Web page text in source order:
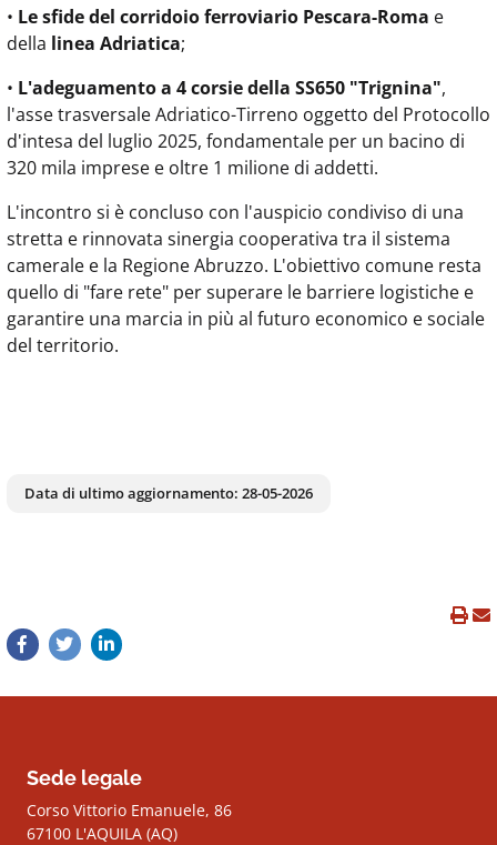
• Le sfide del corridoio ferroviario Pescara-Roma e
della linea Adriatica;
• L'adeguamento a 4 corsie della SS650 "Trignina",
l'asse trasversale Adriatico-Tirreno oggetto del Protocollo
d'intesa del luglio 2025, fondamentale per un bacino di
320 mila imprese e oltre 1 milione di addetti.
L'incontro si è concluso con l'auspicio condiviso di una
stretta e rinnovata sinergia cooperativa tra il sistema
camerale e la Regione Abruzzo. L'obiettivo comune resta
quello di "fare rete" per superare le barriere logistiche e
garantire una marcia in più al futuro economico e sociale
del territorio.
Data di ultimo aggiornamento: 28-05-2026
Sede legale
Corso Vittorio Emanuele, 86
67100 L'AQUILA (AQ)